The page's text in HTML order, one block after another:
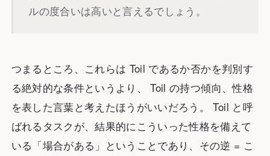
ルの度合いは高いと言えるでしょう。
つまるところ、これらは Toil であるか否かを判別す
る絶対的な条件というより、 Toil の持つ傾向、性格
を表した言葉と考えたほうがいいだろう。 Toil と呼
ばれるタスクが、結果的にこういった性格を備えて
いる「場合がある」ということであり、その逆 = こ